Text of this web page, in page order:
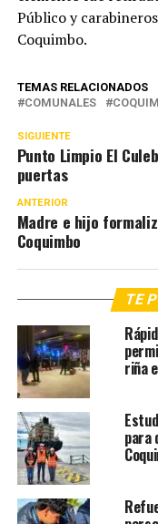
Público y
Coquimbo.
TEMAS RELACIONADOS
COMUNALES
SIGUIENTE
Punto Limpio El
puertas
ANTERIOR
Madre e hijo
Coquimbo
TE
riña
para